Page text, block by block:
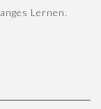
Lernen.